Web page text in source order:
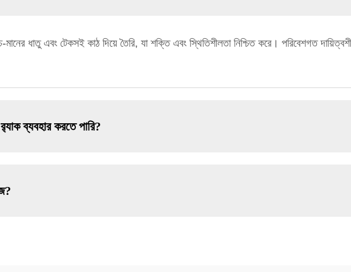
মানের ধাতু এবং টেকসই কাঠ দিয়ে তৈরি, যা শক্তি এবং স্থিতিশীলতা নিশ্চিত করে। পরিবেশগত
ব্যবহার করতে পারি?